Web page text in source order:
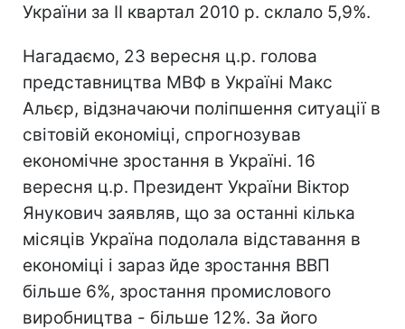
України за II квартал 2010 р. склало 5,9%.
Нагадаємо, 23 вересня ц.р. голова
представництва МВФ в Україні Макс
Альєр, відзначаючи поліпшення ситуації в
світовій економіці, спрогнозував
економічне зростання в Україні. 16
вересня ц.р. Президент України Віктор
Янукович заявляв, що за останні кілька
місяців Україна подолала відставання в
економіці і зараз йде зростання ВВП
більше 6%, зростання промислового
виробництва - більше 12%. За його